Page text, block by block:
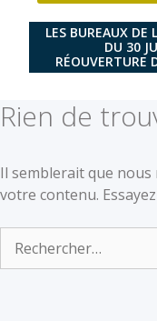
LES BUREAUX DE
DU 30
RÉOUVERTURE
Rien de
Il semblerait que
votre contenu.